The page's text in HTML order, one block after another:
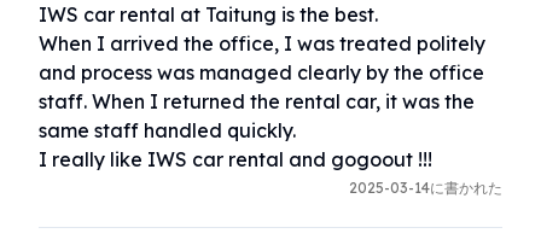
IWS car rental at Taitung is the best.
When I arrived the office, I was treated politely
and process was managed clearly by the office
staff. When I returned the rental car, it was the
same staff handled quickly.
I really like IWS car rental and gogoout !!!
2025-03-14に書かれた